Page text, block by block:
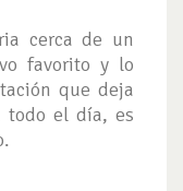
cerca de un
favorito y lo
que deja
todo el día, es